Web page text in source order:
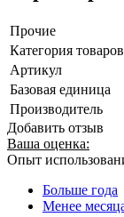
Прочие
Категория товаров
Артикул
Базовая единица
Производитель
Добавить отзыв
Ваша оценка:
Опыт
Больше года
Менее